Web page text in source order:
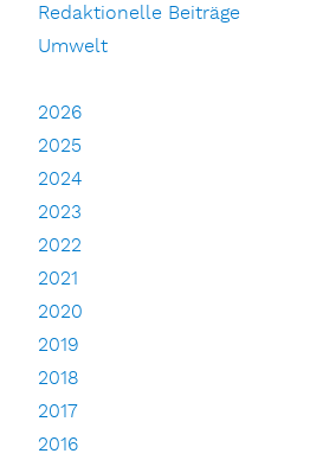
Redaktionelle Beiträge
Umwelt
2026
2025
2024
2023
2022
2021
2020
2019
2018
2017
2016